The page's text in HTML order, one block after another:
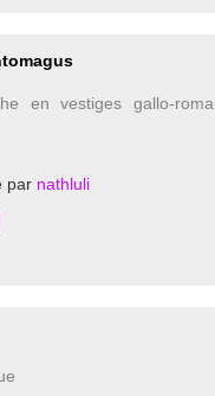
en vestiges gallo-
par nathluli